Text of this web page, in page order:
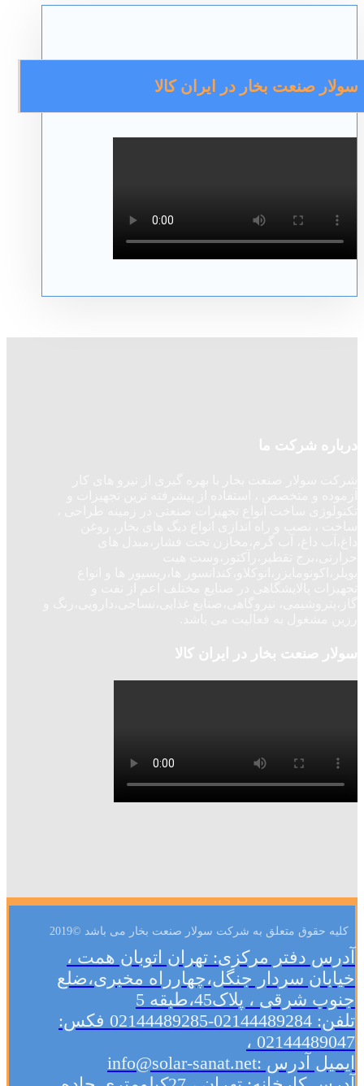
سولار صنعت بخار در ایران کالا
درباره شرکت ما
سولار صنعت بخار در ایران کالا
کلیه حقوق متعلق به شرکت سولار صنعت بخار می باشد ©2019
آدرس دفتر مرکزی: تهران اتوبان همت ،
خیابان سردار جنگل،چهارراه مخبری،ضلع
جنوب شرقی ، پلاک45،طبقه 5
تلفن: 02144489284-02144489285 فکس:
02144489047 ،
ایمیل آدرس :info@solar-sanat.net